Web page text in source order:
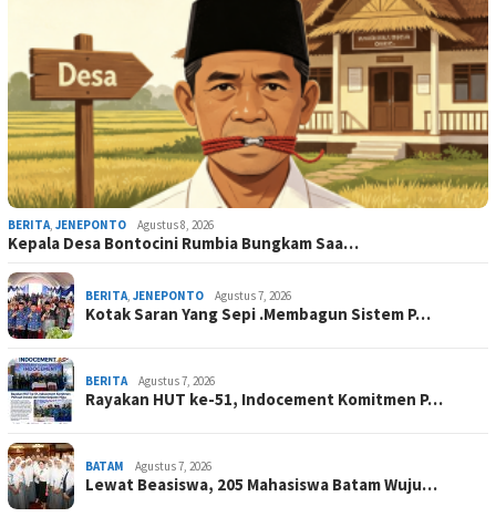
BERITA, JENEPONTO Agustus 8, 2026
Kepala Desa Bontocini Rumbia Bungkam Saa…
BERITA, JENEPONTO Agustus 7, 2026
Kotak Saran Yang Sepi .Membagun Sistem P…
BERITA Agustus 7, 2026
Rayakan HUT ke-51, Indocement Komitmen P…
BATAM Agustus 7, 2026
Lewat Beasiswa, 205 Mahasiswa Batam Wuju…